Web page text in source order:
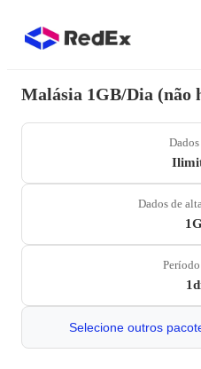
Malásia 1GB/Dia (não
Dados de
Selecione outros